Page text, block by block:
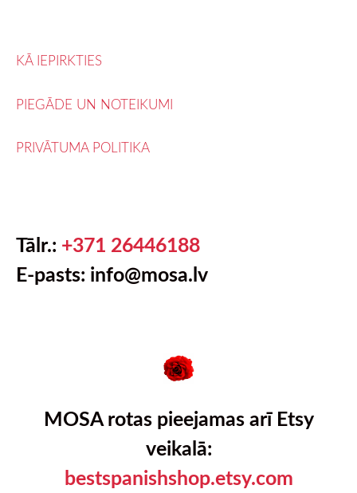
KĀ IEPIRKTIES
PIEGĀDE UN NOTEIKUMI
PRIVĀTUMA POLITIKA
Tālr.: +371 26446188
E-pasts: info@mosa.lv
MOSA rotas pieejamas arī Etsy
veikalā:
bestspanishshop.etsy.com